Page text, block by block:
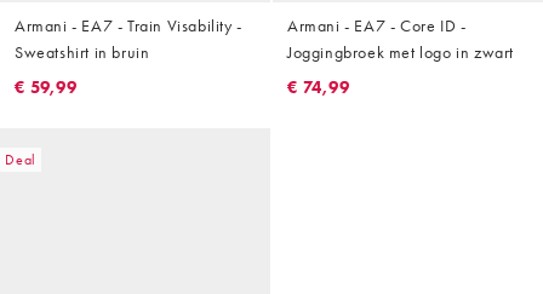
Armani - EA7 - Train Visability -
Sweatshirt in bruin
€ 59,99
Armani - EA7 - Core ID -
Joggingbroek met logo in zwart
€ 74,99
Deal